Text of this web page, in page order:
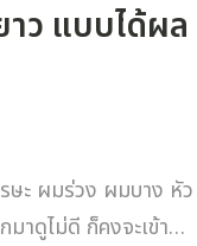
ว แบบได้ผล
ษะ ผมร่วง ผมบาง หัว
าดูไม่ดี ก็คงจะเข้า…